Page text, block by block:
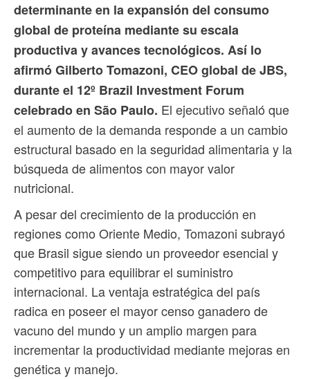
determinante en la expansión del consumo
global de proteína mediante su escala
productiva y avances tecnológicos. Así lo
afirmó Gilberto Tomazoni, CEO global de JBS,
durante el 12º Brazil Investment Forum
celebrado en São Paulo. El ejecutivo señaló que
el aumento de la demanda responde a un cambio
estructural basado en la seguridad alimentaria y la
búsqueda de alimentos con mayor valor
nutricional.
A pesar del crecimiento de la producción en
regiones como Oriente Medio, Tomazoni subrayó
que Brasil sigue siendo un proveedor esencial y
competitivo para equilibrar el suministro
internacional. La ventaja estratégica del país
radica en poseer el mayor censo ganadero de
vacuno del mundo y un amplio margen para
incrementar la productividad mediante mejoras en
genética y manejo.